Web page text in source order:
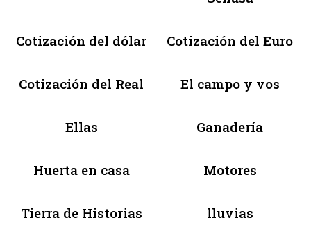
Cotización del dólar Cotización del Euro
Cotización del Real El campo y vos
Ellas Ganadería
Huerta en casa Motores
Tierra de Historias lluvias